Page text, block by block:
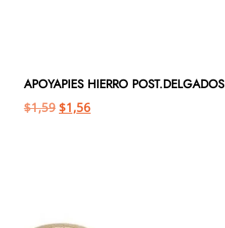
APOYAPIES HIERRO POST.DELGADOS
$1,59 $1,56